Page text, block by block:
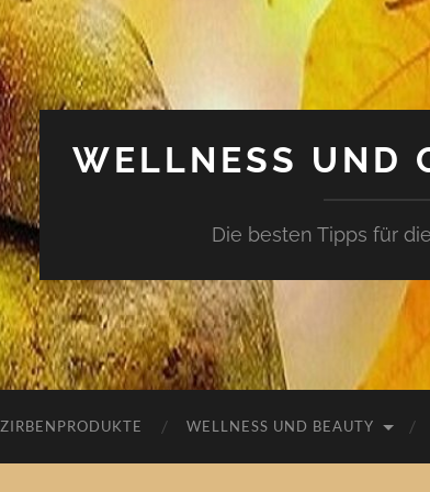
WELLNESS UND
Die besten Tipps für
ZIRBENPRODUKTE WELLNESS UND BEAUTY